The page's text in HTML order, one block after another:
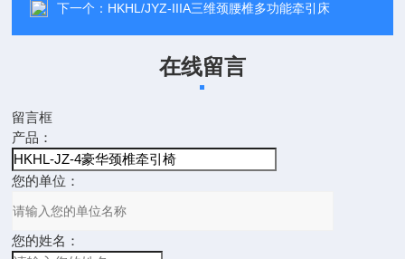
下一个： HKHL/JYZ-IIIA三维颈腰椎多功能牵引床
在线留言
留言框
产品：
您的单位：
您的姓名：